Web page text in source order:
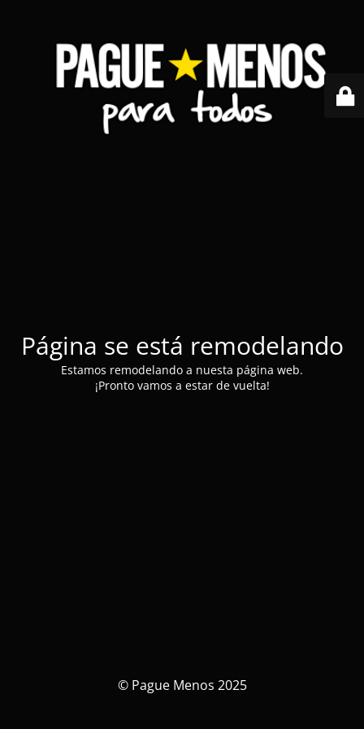
Página se está remodelando
Estamos remodelando a nuesta página web.
¡Pronto vamos a estar de vuelta!
© Pague Menos 2025